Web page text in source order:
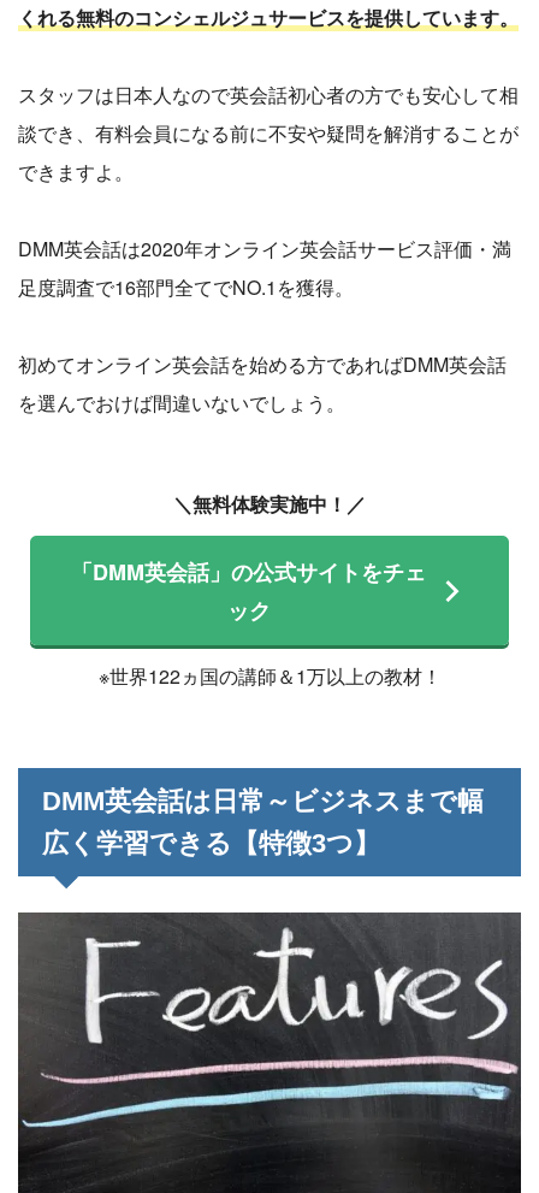
くれる無料のコンシェルジュサービスを提供しています。
スタッフは日本人なので英会話初心者の方でも安心して相
談でき、有料会員になる前に不安や疑問を解消することが
できますよ。
DMM英会話は2020年オンライン英会話サービス評価・満
足度調査で16部門全てでNO.1を獲得。
初めてオンライン英会話を始める方であればDMM英会話
を選んでおけば間違いないでしょう。
＼無料体験実施中！／
「DMM英会話」の公式サイトをチェ
ック
※世界122ヵ国の講師＆1万以上の教材！
DMM英会話は日常～ビジネスまで幅
広く学習できる【特徴3つ】